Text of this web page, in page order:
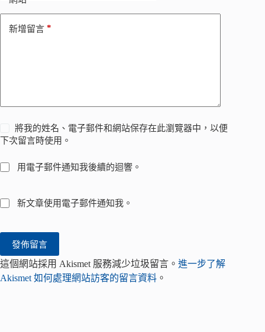
新增留言 *
將我的姓名、電子郵件和網站保存在此瀏覽器中，以便
下次留言時使用。
用電子郵件通知我後續的迴響。
新文章使用電子郵件通知我。
發佈留言
這個網站採用 Akismet 服務減少垃圾留言。 進一步了解
Akismet 如何處理網站訪客的留言資料 。